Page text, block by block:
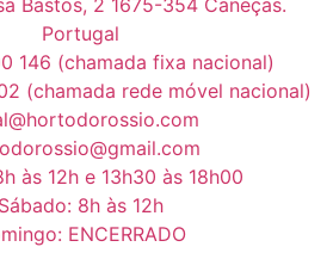
Bastos, 2 1675-354 Caneças.
Portugal
146 (chamada fixa nacional)
(chamada rede móvel nacional)
às 12h e 13h30 às 18h00
Sábado: 8h às 12h
ENCERRADO